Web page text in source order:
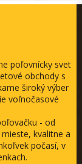
poľovnícky svet
obchody s
široký výber
voľnočasové
- od
kvalitne a
počasí, v